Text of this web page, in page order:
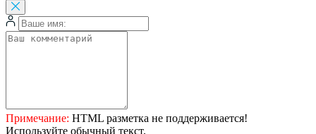
Примечание: HTML разметка не поддерживается!
Используйте обычный текст.